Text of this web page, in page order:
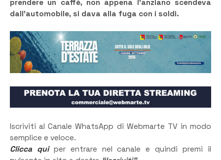
prendere un caffè, non appena l’anziano scendeva
dall’automobile, si dava alla fuga con i soldi.
Iscriviti al Canale WhatsApp di Webmarte TV in modo
semplice e veloce.
Clicca quiper entrare nel canale e quindi premi il